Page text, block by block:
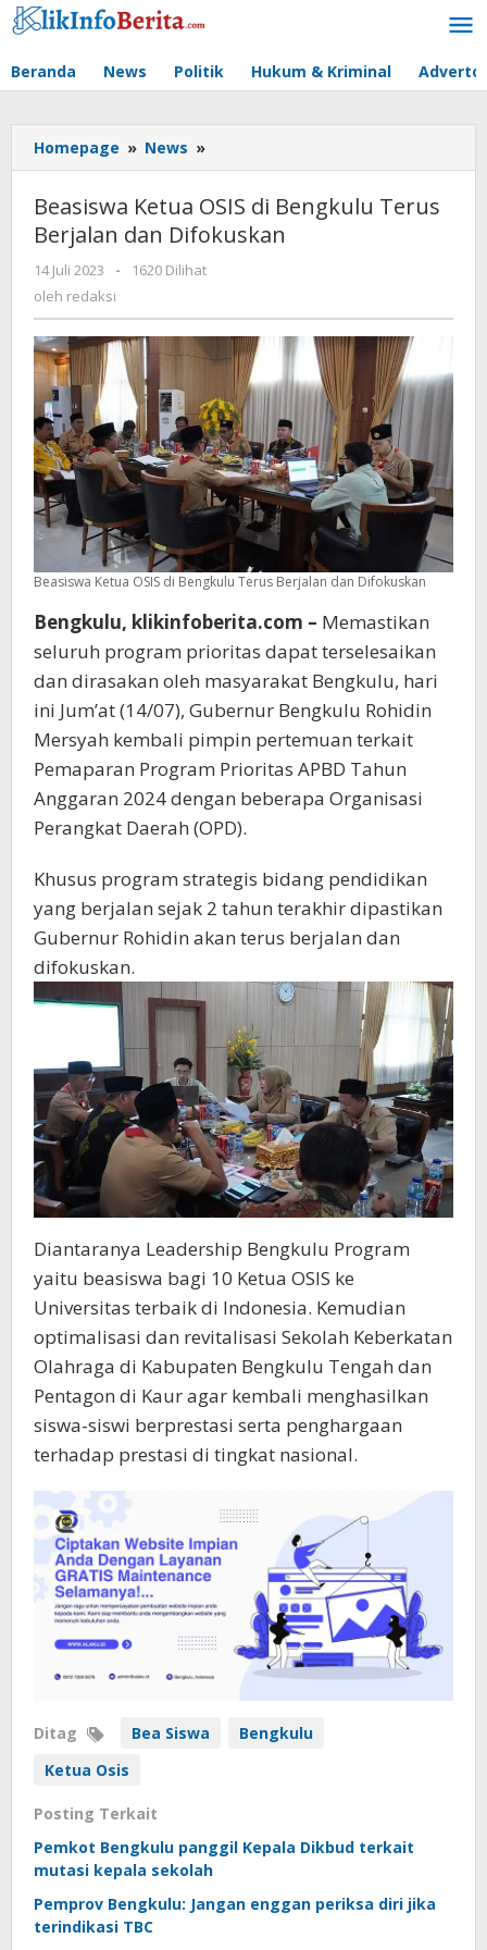
Lewati
ke
Beranda News Politik Hukum & Kriminal
Homepage » News »
Ketua
di
Bengkulu
Beasiswa Ketua OSIS di Bengkulu Terus
Berjalan dan Difokuskan
14 Juli 2023
oleh
redaksi
-
1620 Dilihat
oleh redaksi
Beasiswa Ketua OSIS di Bengkulu Terus Berjalan dan Difokuskan
Bengkulu, klikinfoberita.com – Memastikan
seluruh program prioritas dapat terselesaikan
dan dirasakan oleh masyarakat Bengkulu, hari
ini Jum’at (14/07), Gubernur Bengkulu Rohidin
Mersyah kembali pimpin pertemuan terkait
Pemaparan Program Prioritas APBD Tahun
Anggaran 2024 dengan beberapa Organisasi
Perangkat Daerah (OPD).
Khusus program strategis bidang pendidikan
yang berjalan sejak 2 tahun terakhir dipastikan
Gubernur Rohidin akan terus berjalan dan
difokuskan.
Diantaranya Leadership Bengkulu Program
yaitu beasiswa bagi 10 Ketua OSIS ke
Universitas terbaik di Indonesia. Kemudian
optimalisasi dan revitalisasi Sekolah Keberkatan
Olahraga di Kabupaten Bengkulu Tengah dan
Pentagon di Kaur agar kembali menghasilkan
siswa-siswi berprestasi serta penghargaan
terhadap prestasi di tingkat nasional.
Ditag Bea Siswa
Bengkulu
Ketua Osis
Posting Terkait
Pemkot Bengkulu panggil Kepala Dikbud terkait
mutasi kepala sekolah
Pemprov Bengkulu: Jangan enggan periksa diri jika
terindikasi TBC